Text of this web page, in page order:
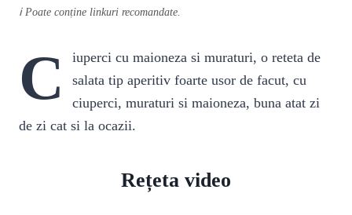
ℹ️ Poate conține linkuri recomandate.
C
iuperci cu maioneza si muraturi, o reteta de
salata tip aperitiv foarte usor de facut, cu
ciuperci, muraturi si maioneza, buna atat zi
de zi cat si la ocazii.
Rețeta video